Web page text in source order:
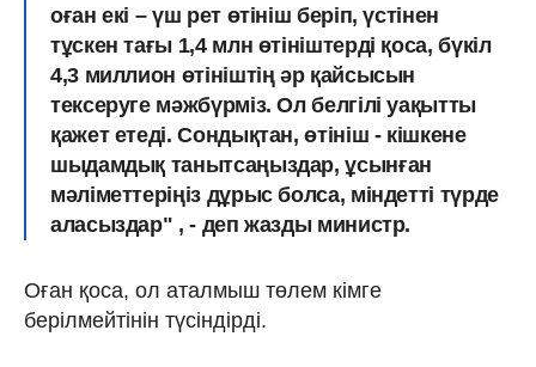
оған екі – үш рет өтініш беріп, үстінен
тұскен тағы 1,4 млн өтініштерді қоса, бүкіл
4,3 миллион өтініштің әр қайсысын
тексеруге мәжбүрміз. Ол белгілі уақытты
қажет етеді. Сондықтан, өтініш - кішкене
шыдамдық танытсаңыздар, ұсынған
мәліметтеріңіз дұрыс болса, міндетті түрде
аласыздар" , - деп жазды министр.
Оған қоса, ол аталмыш төлем кімге
берілмейтінін түсіндірді.